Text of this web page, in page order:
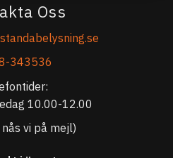
Oss
343536
10.00-12.00
vi på mejl)